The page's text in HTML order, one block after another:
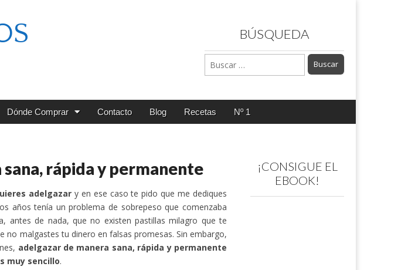
BÚSQUEDA
Buscar:
Dónde Comprar Contacto Blog Recetas Nº 1
rápida y permanente
adelgazar y en ese caso te pido que me dediques
años tenía un problema de sobrepeso que comenzaba
antes de nada, que no existen pastillas milagro que te
no malgastes tu dinero en falsas promesas. Sin embargo,
adelgazar de manera sana, rápida y permanente
muy sencillo.
¡CONSIGUE EL
EBOOK!